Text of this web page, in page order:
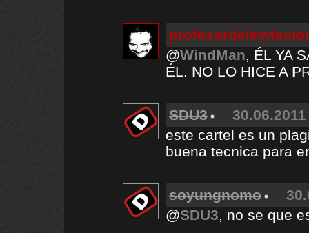
@WindMan, ÉL YA
ÉL. NO LO HICE A
SDU3
este cartel es un
buena tecnica para
soyungnomo
@SDU3, no se que